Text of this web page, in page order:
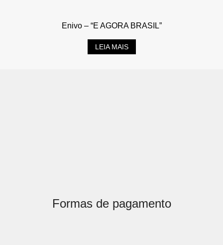
Enivo – “E AGORA BRASIL”
LEIA MAIS
Formas de pagamento